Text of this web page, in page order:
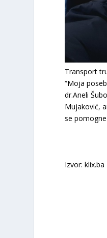
Transport
“Moja
dr.Aneli
Mujaković,
se
Izvor: klix.ba